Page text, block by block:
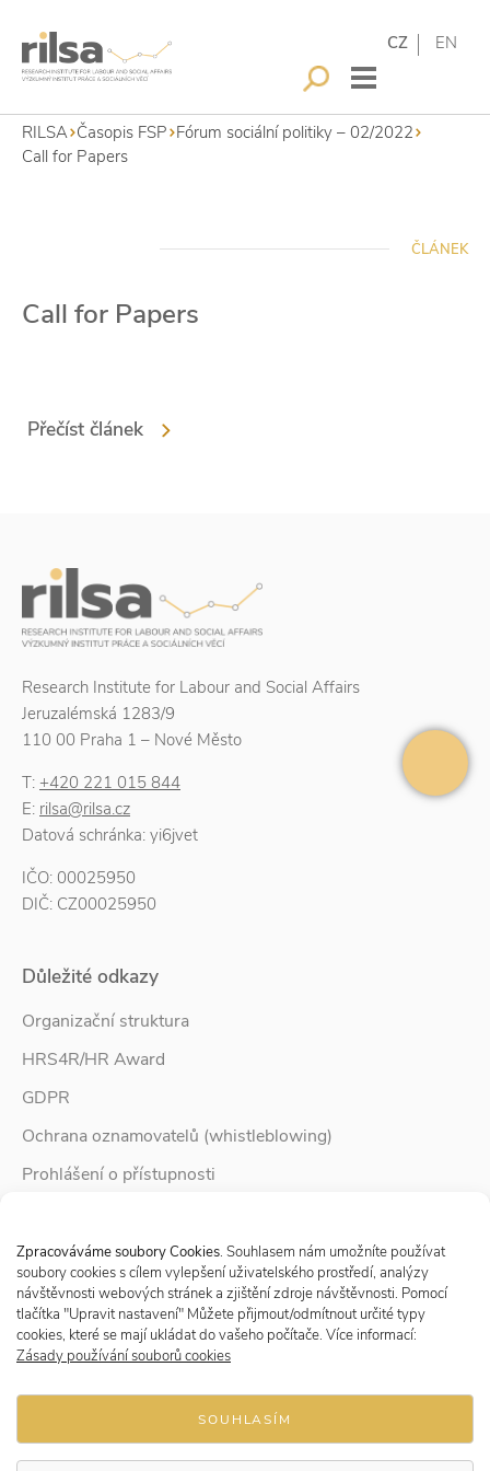
Zpracováváme soubory Cookies. Souhlasem nám umožníte používat
soubory cookies s cílem vylepšení uživatelského prostředí, analýzy
návštěvnosti webových stránek a zjištění zdroje návštěvnosti. Pomocí
tlačítka "Upravit nastavení" Můžete přijmout/odmítnout určité typy
cookies, které se mají ukládat do vašeho počítače. Více informací:
Zásady používání souborů cookies
SOUHLASÍM
CZ EN
RILSA Časopis FSP Fórum sociální politiky – 02/2022
Call for Papers
ČLÁNEK
Call for Papers
Přečíst článek
Research Institute for Labour and Social Affairs
Jeruzalémská 1283/9
110 00 Praha 1 – Nové Město
T: +420 221 015 844
E: rilsa@rilsa.cz
Datová schránka: yi6jvet
IČO: 00025950
DIČ: CZ00025950
Důležité odkazy
Organizační struktura
HRS4R/HR Award
GDPR
Ochrana oznamovatelů (whistleblowing)
Prohlášení o přístupnosti
Zpravodaj Rodina
Sledujte nás